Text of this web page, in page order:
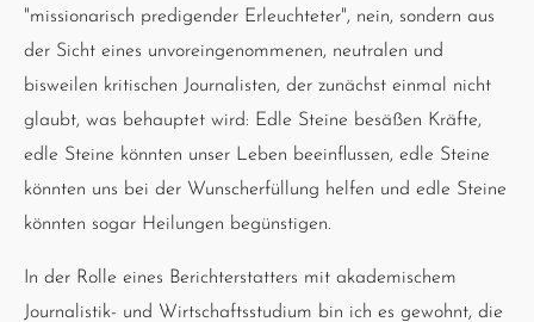
"missionarisch predigender Erleuchteter", nein, sondern aus
der Sicht eines unvoreingenommenen, neutralen und
bisweilen kritischen Journalisten, der zunächst einmal nicht
glaubt, was behauptet wird: Edle Steine besäßen Kräfte,
edle Steine könnten unser Leben beeinflussen, edle Steine
könnten uns bei der Wunscherfüllung helfen und edle Steine
könnten sogar Heilungen begünstigen.
In der Rolle eines Berichterstatters mit akademischem
Journalistik- und Wirtschaftsstudium bin ich es gewohnt, die